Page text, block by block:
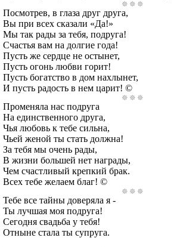
Посмотрев, в глаза друг друга,
Вы при всех сказали «Да!»
Мы так рады за тебя, подруга!
Счастья вам на долгие года!
Пусть же сердце не остынет,
Пусть огонь любви горит!
Пусть богатство в дом нахлынет,
И пусть радость в нем царит! ©
Променяла нас подруга
На единственного друга,
Чья любовь к тебе сильна,
Чьей женой ты стать должна!
За тебя мы очень рады,
В жизни большей нет награды,
Чем счастливый крепкий брак.
Всех тебе желаем благ! ©
Тебе все тайны доверяла я -
Ты лучшая моя подруга!
Сегодня свадьба у тебя!
Отныне стала ты супруга.